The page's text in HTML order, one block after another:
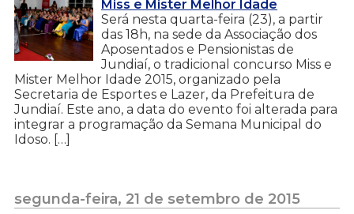
Miss e Mister Melhor Idade
Será nesta quarta-feira (23), a partir
das 18h, na sede da Associação dos
Aposentados e Pensionistas de
Jundiaí, o tradicional concurso Miss e
Mister Melhor Idade 2015, organizado pela
Secretaria de Esportes e Lazer, da Prefeitura de
Jundiaí. Este ano, a data do evento foi alterada para
integrar a programação da Semana Municipal do
Idoso. […]
segunda-feira, 21 de setembro de 2015